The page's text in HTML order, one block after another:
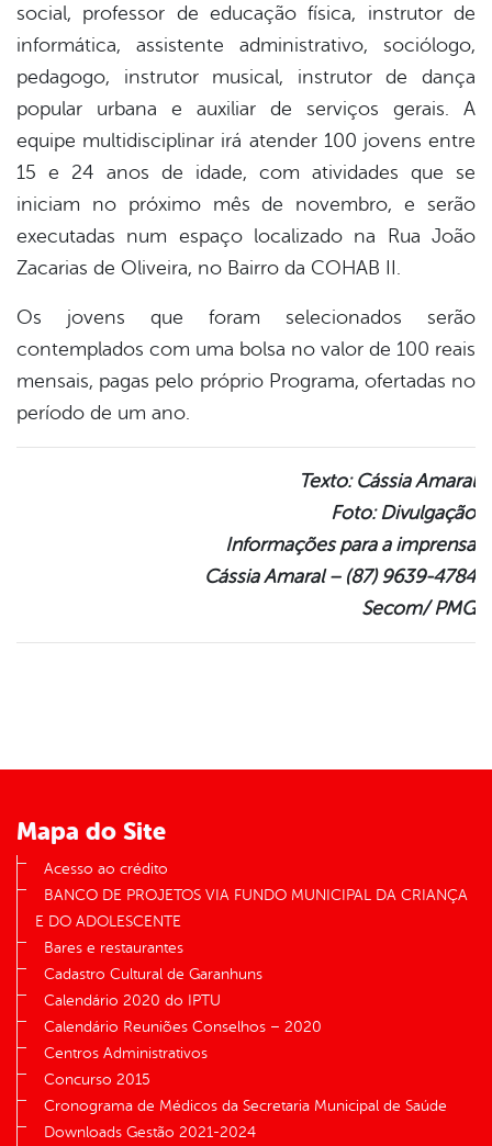
social, professor de educação física, instrutor de
informática, assistente administrativo, sociólogo,
pedagogo, instrutor musical, instrutor de dança
popular urbana e auxiliar de serviços gerais. A
equipe multidisciplinar irá atender 100 jovens entre
15 e 24 anos de idade, com atividades que se
iniciam no próximo mês de novembro, e serão
executadas num espaço localizado na Rua João
Zacarias de Oliveira, no Bairro da COHAB II.
Os jovens que foram selecionados serão
contemplados com uma bolsa no valor de 100 reais
mensais, pagas pelo próprio Programa, ofertadas no
período de um ano.
Texto: Cássia Amaral
Foto: Divulgação
Informações para a imprensa
Cássia Amaral – (87) 9639-4784
Secom/ PMG
Mapa do Site
Acesso ao crédito
BANCO DE PROJETOS VIA FUNDO MUNICIPAL DA CRIANÇA
E DO ADOLESCENTE
Bares e restaurantes
Cadastro Cultural de Garanhuns
Calendário 2020 do IPTU
Calendário Reuniões Conselhos – 2020
Centros Administrativos
Concurso 2015
Cronograma de Médicos da Secretaria Municipal de Saúde
Downloads Gestão 2021-2024